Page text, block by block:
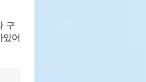
구
있어